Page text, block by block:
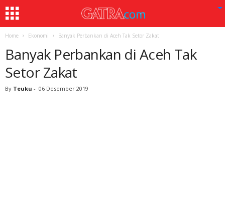
Home Ekonomi Banyak Perbankan di Aceh Tak Setor Zakat
Banyak Perbankan di Aceh Tak
Setor Zakat
By Teuku - 06 Desember 2019